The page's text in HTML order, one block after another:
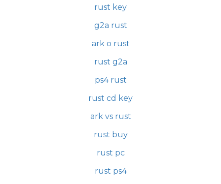
rust key
g2a rust
ark o rust
rust g2a
ps4 rust
rust cd key
ark vs rust
rust buy
rust pc
rust ps4